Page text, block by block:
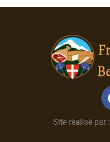
Site réalisé par :